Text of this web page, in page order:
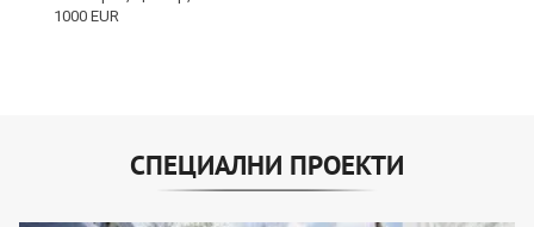
СПЕЦИАЛНИ ПРОЕКТИ